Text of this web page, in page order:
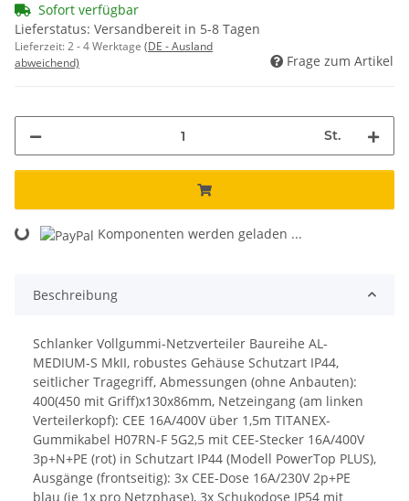
Sofort verfügbar
Lieferstatus: Versandbereit in 5-8 Tagen
Lieferzeit:2 - 4 Werktage (DE - Ausland
abweichend)
Frage zum Artikel
St.
Loading... Komponenten werden geladen ...
Beschreibung
Schlanker Vollgummi-Netzverteiler Baureihe AL-
MEDIUM-S MkII, robustes Gehäuse Schutzart IP44,
seitlicher Tragegriff, Abmessungen (ohne Anbauten):
400(450 mit Griff)x130x86mm, Netzeingang (am linken
Verteilerkopf): CEE 16A/400V über 1,5m TITANEX-
Gummikabel H07RN-F 5G2,5 mit CEE-Stecker 16A/400V
3p+N+PE (rot) in Schutzart IP44 (Modell PowerTop PLUS),
Ausgänge (frontseitig): 3x CEE-Dose 16A/230V 2p+PE
blau (je 1x pro Netzphase), 3x Schukodose IP54 mit